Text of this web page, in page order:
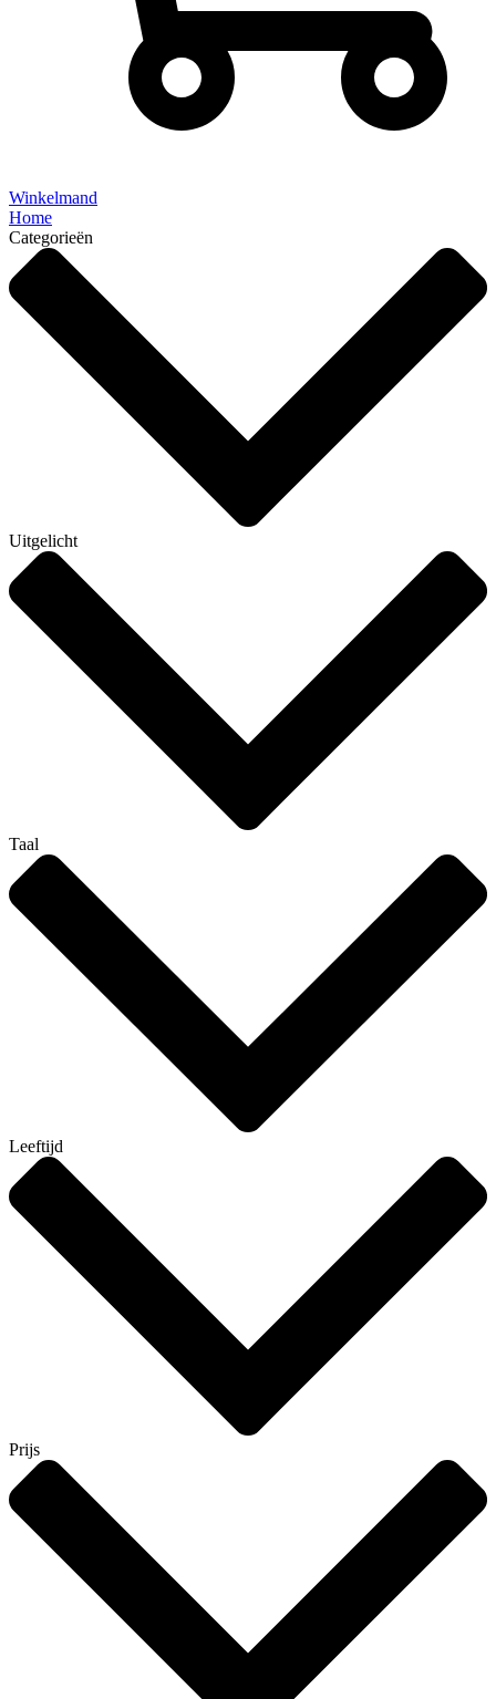
Winkelmand
Home
Categorieën
Uitgelicht
Taal
Leeftijd
Prijs